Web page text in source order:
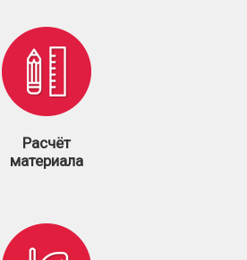
Расчёт
материала